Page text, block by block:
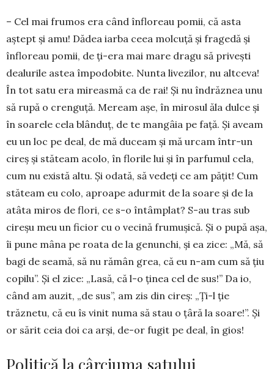
– Cel mai frumos era când înfloreau pomii, că asta
aștept și amu! Dădea iarba ceea molcuță și fragedă și
înfloreau pomii, de ți-era mai mare dragu să privești
dealurile astea împodobite. Nunta livezilor, nu altceva!
În tot satu era mireasmă ca de rai! Și nu îndrăznea unu
să rupă o crenguță. Meream așe, în mirosul ăla dulce și
în soarele cela blânduț, de te mangâia pe față. Și aveam
eu un loc pe deal, de mă duceam și mă urcam într-un
cireș și stăteam acolo, în florile lui și în parfumul cela,
cum nu există altu. Și odată, să vedeți ce am pățit! Cum
stăteam eu colo, aproape adurmit de la soare și de la
atâta miros de flori, ce s-o întâmplat? S-au tras sub
cireșu meu un ficior cu o vecină frumușică. Și o pupă așa,
îi pune mâna pe roata de la genunchi, și ea zice: „Mă, să
bagi de seamă, să nu rămân grea, că eu n-am cum să țiu
copilu”. Și el zice: „Lasă, că l-o ținea cel de sus!” Da io,
când am auzit, „de sus”, am zis din cireș: „Ți-l ție
trăznetu, că eu îs vinit numa să stau o țâră la soare!”. Și
or sărit ceia doi ca arși, de-or fugit pe deal, în gios!
Politică la cârciuma satului